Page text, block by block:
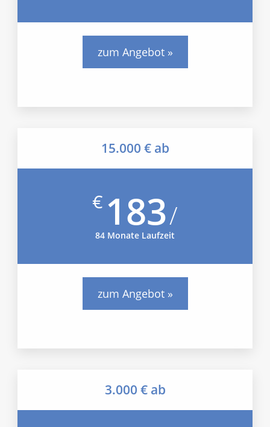
zum Angebot »
15.000 € ab
€ 183/
84 Monate Laufzeit
zum Angebot »
3.000 € ab